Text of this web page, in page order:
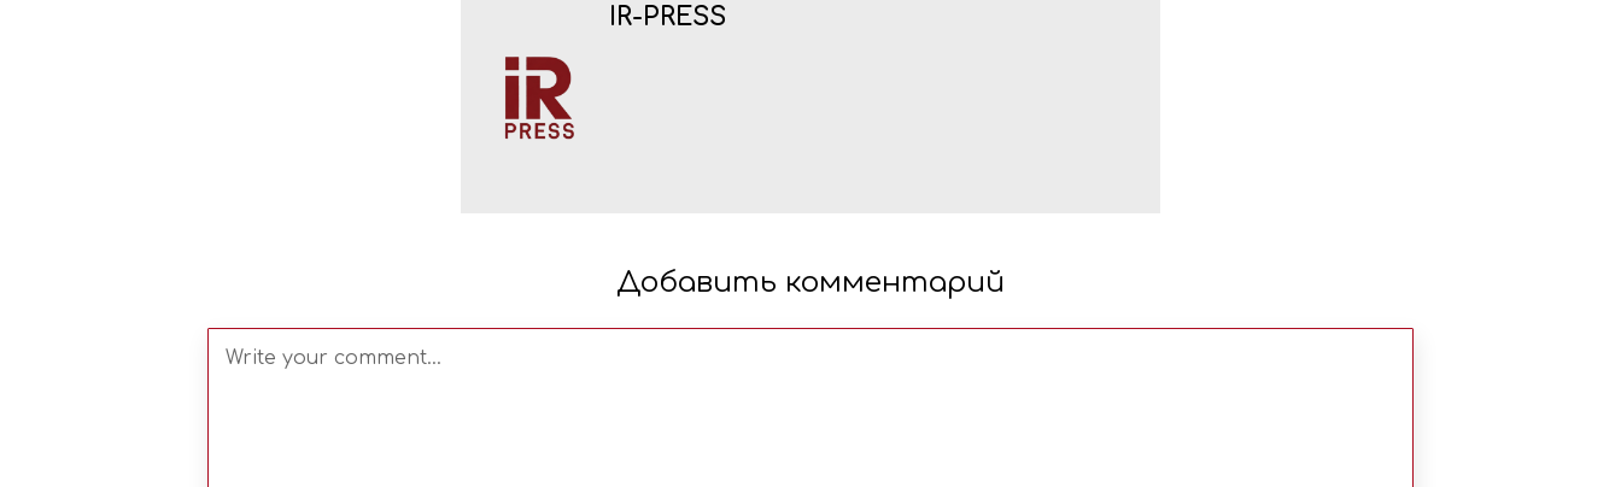
IR-PRESS
Добавить комментарий